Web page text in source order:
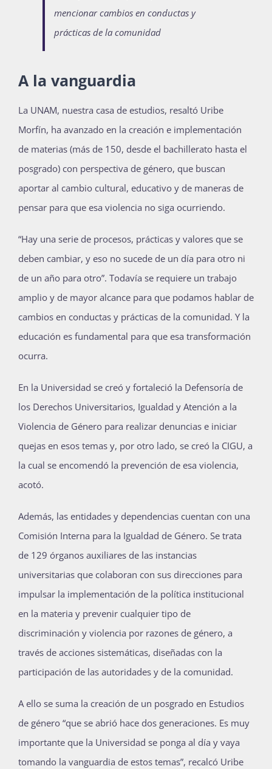
mencionar cambios en conductas y
prácticas de la comunidad
A la vanguardia
La UNAM, nuestra casa de estudios, resaltó Uribe
Morfín, ha avanzado en la creación e implementación
de materias (más de 150, desde el bachillerato hasta el
posgrado) con perspectiva de género, que buscan
aportar al cambio cultural, educativo y de maneras de
pensar para que esa violencia no siga ocurriendo.
“Hay una serie de procesos, prácticas y valores que se
deben cambiar, y eso no sucede de un día para otro ni
de un año para otro”. Todavía se requiere un trabajo
amplio y de mayor alcance para que podamos hablar de
cambios en conductas y prácticas de la comunidad. Y la
educación es fundamental para que esa transformación
ocurra.
En la Universidad se creó y fortaleció la Defensoría de
los Derechos Universitarios, Igualdad y Atención a la
Violencia de Género para realizar denuncias e iniciar
quejas en esos temas y, por otro lado, se creó la CIGU, a
la cual se encomendó la prevención de esa violencia,
acotó.
Además, las entidades y dependencias cuentan con una
Comisión Interna para la Igualdad de Género. Se trata
de 129 órganos auxiliares de las instancias
universitarias que colaboran con sus direcciones para
impulsar la implementación de la política institucional
en la materia y prevenir cualquier tipo de
discriminación y violencia por razones de género, a
través de acciones sistemáticas, diseñadas con la
participación de las autoridades y de la comunidad.
A ello se suma la creación de un posgrado en Estudios
de género “que se abrió hace dos generaciones. Es muy
importante que la Universidad se ponga al día y vaya
tomando la vanguardia de estos temas”, recalcó Uribe